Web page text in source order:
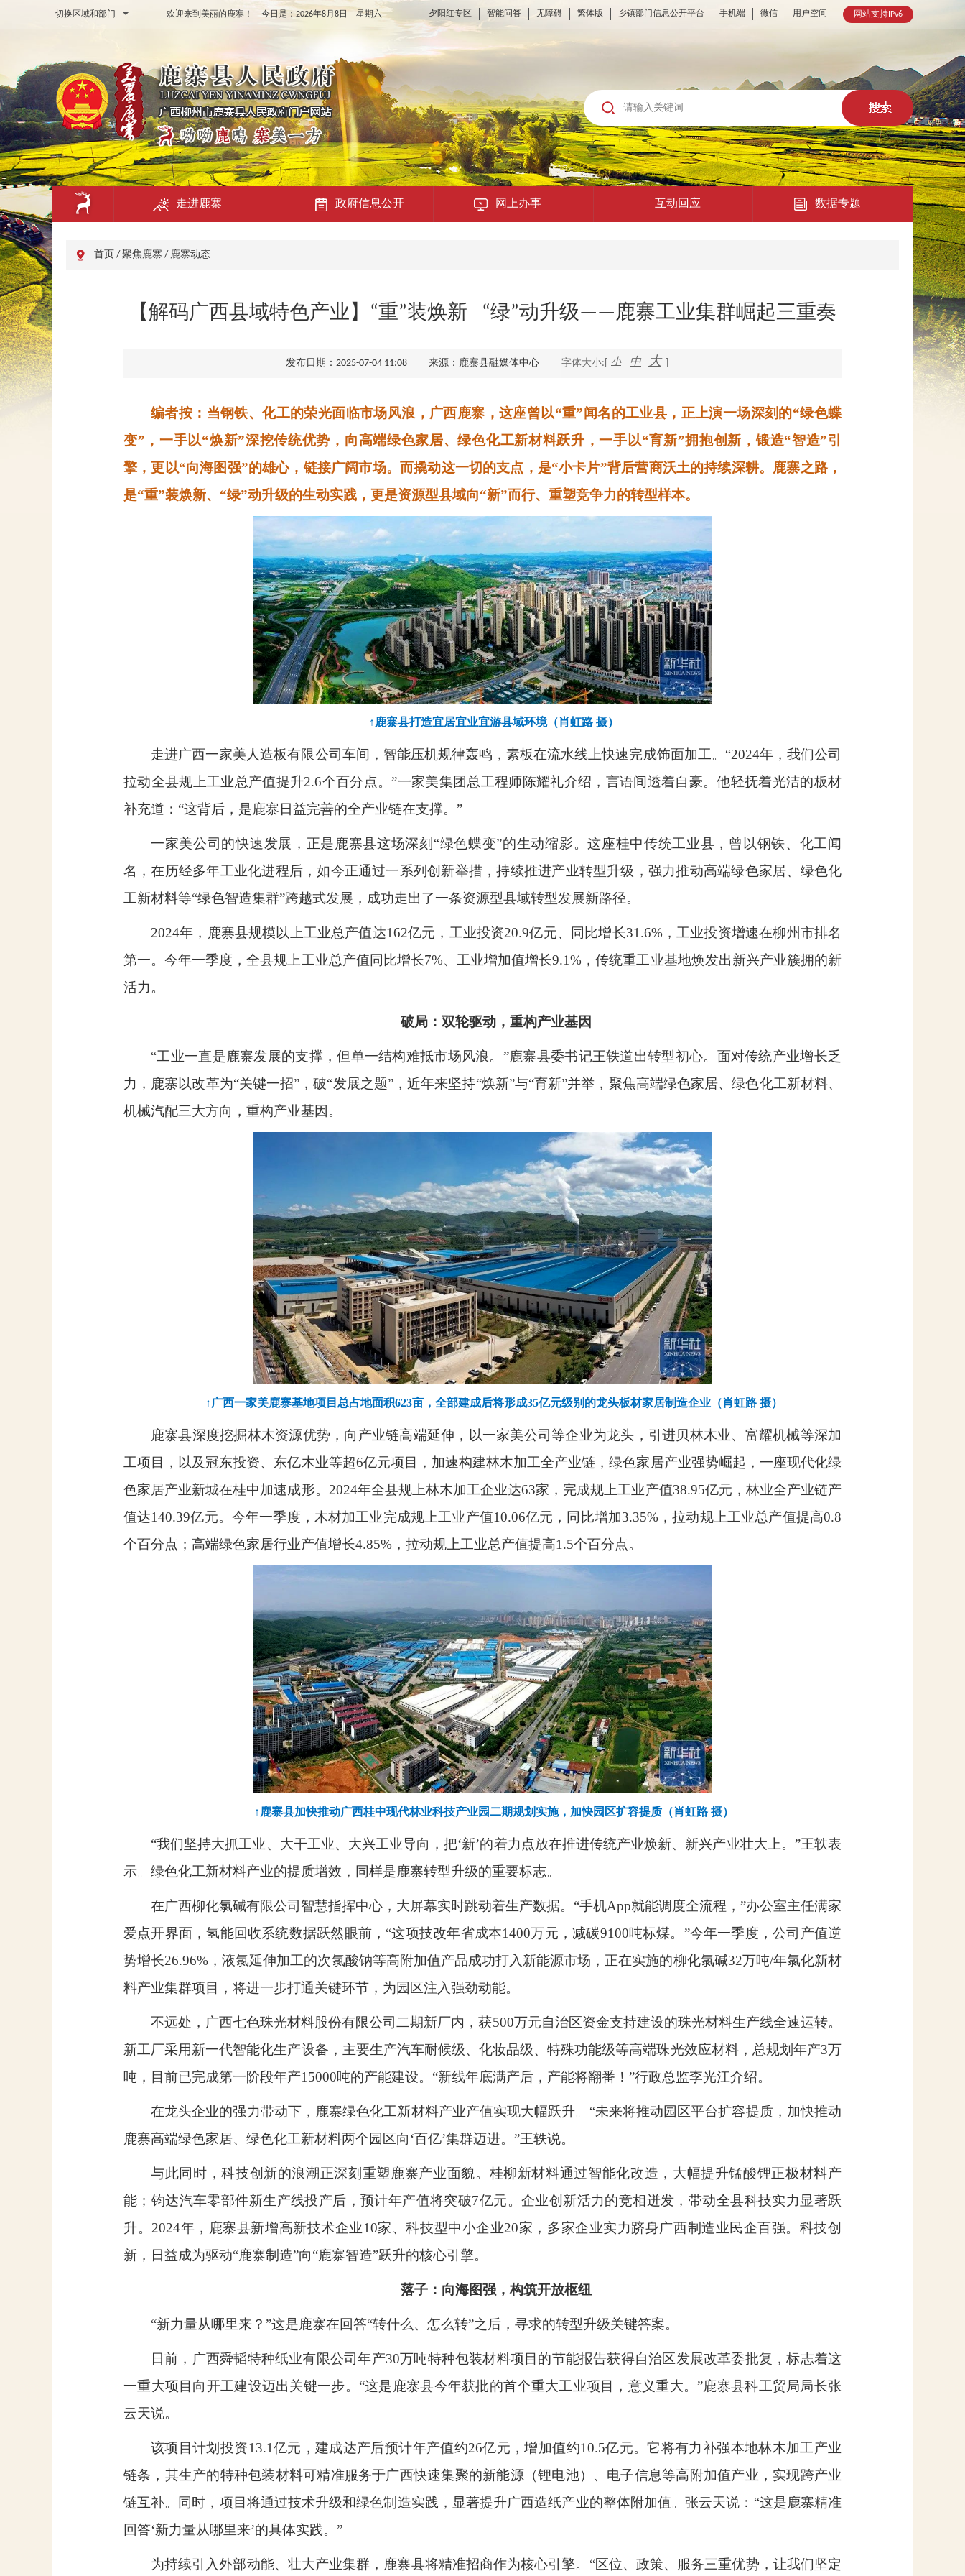
切换区域和部门 网站支持IPv6
夕阳红专区 智能问答 无障碍 繁体版 乡镇部门信息公开平台 手机端 微信 用户空间
欢迎来到美丽的鹿寨！ 今日是： 2026年8月8日 星期六
走进鹿寨 政府信息公开 网上办事
便民提示
利企查询
互动回应
在线访谈
数据专题
首页 / 聚焦鹿寨 / 鹿寨动态
【解码广西县域特色产业】“重”装焕新 “绿”动升级——鹿寨工业集群崛起三重奏
发布日期：2025-07-04 11:08 来源：鹿寨县融媒体中心 字体大小:[ 小 中 大
编者按：当钢铁、化工的荣光面临市场风浪，广西鹿寨，这座曾以“重”闻名的工业县，正上演一场深刻的“绿色蝶
变”，一手以“焕新”深挖传统优势，向高端绿色家居、绿色化工新材料跃升，一手以“育新”拥抱创新，锻造“智造”引
擎，更以“向海图强”的雄心，链接广阔市场。而撬动这一切的支点，是“小卡片”背后营商沃土的持续深耕。鹿寨之路，
是“重”装焕新、“绿”动升级的生动实践，更是资源型县域向“新”而行、重塑竞争力的转型样本。
↑鹿寨县打造宜居宜业宜游县域环境（肖虹路 摄）
走进广西一家美人造板有限公司车间，智能压机规律轰鸣，素板在流水线上快速完成饰面加工。“2024年，我们公司
拉动全县规上工业总产值提升2.6个百分点。”一家美集团总工程师陈耀礼介绍，言语间透着自豪。他轻抚着光洁的板材
补充道：“这背后，是鹿寨日益完善的全产业链在支撑。”
一家美公司的快速发展，正是鹿寨县这场深刻“绿色蝶变”的生动缩影。这座桂中传统工业县，曾以钢铁、化工闻
名，在历经多年工业化进程后，如今正通过一系列创新举措，持续推进产业转型升级，强力推动高端绿色家居、绿色化
工新材料等“绿色智造集群”跨越式发展，成功走出了一条资源型县域转型发展新路径。
2024年，鹿寨县规模以上工业总产值达162亿元，工业投资20.9亿元、同比增长31.6%，工业投资增速在柳州市排名
第一。今年一季度，全县规上工业总产值同比增长7%、工业增加值增长9.1% ，传统重工业基地焕发出新兴产业簇拥的新
活力。
破局：双轮驱动，重构产业基因
“工业一直是鹿寨发展的支撑，但单一结构难抵市场风浪。”鹿寨县委书记王轶道出转型初心。面对传统产业增长乏
力，鹿寨以改革为“关键一招”，破“发展之题”，近年来坚持“焕新”与“育新”并举，聚焦高端绿色家居、绿色化工新材料、
机械汽配三大方向，重构产业基因。
↑广西一家美鹿寨基地项目总占地面积623亩，全部建成后将形成35亿元级别的龙头板材家居制造企业（肖虹路 摄）
鹿寨县深度挖掘林木资源优势，向产业链高端延伸，以一家美公司等企业为龙头，引进贝林木业、富耀机械等深加
工项目，以及冠东投资、东亿木业等超6亿元项目，加速构建林木加工全产业链，绿色家居产业强势崛起，一座现代化绿
色家居产业新城在桂中加速成形。 2024年全县规上林木加工企业达63家，完成规上工业产值38.95亿元，林业全产业链产
值达140.39亿元。今年一季度，木材加工业完成规上工业产值10.06亿元，同比增加3.35% ，拉动规上工业总产值提高0.8
个百分点；高端绿色家居行业产值增长4.85% ，拉动规上工业总产值提高1.5个百分点。
↑鹿寨县加快推动广西桂中现代林业科技产业园二期规划实施，加快园区扩容提质（肖虹路 摄）
“我们坚持大抓工业、大干工业、大兴工业导向，把‘新’的着力点放在推进传统产业焕新、新兴产业壮大上。”王轶表
示。绿色化工新材料产业的提质增效，同样是鹿寨转型升级的重要标志。
在广西柳化氯碱有限公司智慧指挥中心，大屏幕实时跳动着生产数据。“手机App就能调度全流程，”办公室主任满家
爱点开界面，氢能回收系统数据跃然眼前，“这项技改年省成本1400万元，减碳9100吨标煤。”今年一季度，公司产值逆
势增长26.96% ，液氯延伸加工的次氯酸钠等高附加值产品成功打入新能源市场，正在实施的柳化氯碱32万吨/年氯化新材
料产业集群项目，将进一步打通关键环节，为园区注入强劲动能。
不远处，广西七色珠光材料股份有限公司二期新厂内，获500万元自治区资金支持建设的珠光材料生产线全速运转。
新工厂采用新一代智能化生产设备，主要生产汽车耐候级、化妆品级、特殊功能级等高端珠光效应材料，总规划年产3万
吨，目前已完成第一阶段年产15000吨的产能建设。“新线年底满产后，产能将翻番！”行政总监李光江介绍。
在龙头企业的强力带动下，鹿寨绿色化工新材料产业产值实现大幅跃升。“未来将推动园区平台扩容提质，加快推动
鹿寨高端绿色家居、绿色化工新材料两个园区向‘百亿’集群迈进。”王轶说。
与此同时，科技创新的浪潮正深刻重塑鹿寨产业面貌。桂柳新材料通过智能化改造，大幅提升锰酸锂正极材料产
能；钧达汽车零部件新生产线投产后，预计年产值将突破7亿元。企业创新活力的竞相迸发，带动全县科技实力显著跃
升。 2024年，鹿寨县新增高新技术企业10家、科技型中小企业20家，多家企业实力跻身广西制造业民企百强。科技创
新，日益成为驱动“鹿寨制造”向“鹿寨智造”跃升的核心引擎。
落子：向海图强，构筑开放枢纽
“新力量从哪里来？”这是鹿寨在回答“转什么、怎么转”之后，寻求的转型升级关键答案。
日前，广西舜韬特种纸业有限公司年产30万吨特种包装材料项目的节能报告获得自治区发展改革委批复，标志着这
一重大项目向开工建设迈出关键一步。“这是鹿寨县今年获批的首个重大工业项目，意义重大。”鹿寨县科工贸局局长张
云天说。
该项目计划投资13.1亿元，建成达产后预计年产值约26亿元，增加值约10.5亿元。它将有力补强本地林木加工产业
链条，其生产的特种包装材料可精准服务于广西快速集聚的新能源（锂电池）、电子信息等高附加值产业，实现跨产业
链互补。同时，项目将通过技术升级和绿色制造实践，显著提升广西造纸产业的整体附加值。张云天说：“这是鹿寨精准
回答‘新力量从哪里来’的具体实践。”
为持续引入外部动能、壮大产业集群，鹿寨县将精准招商作为核心引擎。“区位、政策、服务三重优势，让我们坚定